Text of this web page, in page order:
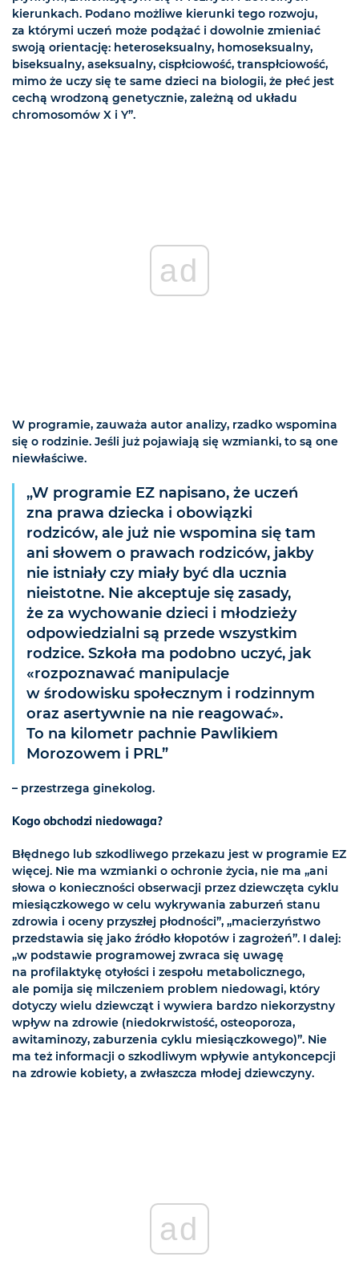
kierunkach. Podano możliwe kierunki tego rozwoju,
za którymi uczeń może podążać i dowolnie zmieniać
swoją orientację: heteroseksualny, homoseksualny,
biseksualny, aseksualny, cispłciowość, transpłciowość,
mimo że uczy się te same dzieci na biologii, że płeć jest
cechą wrodzoną genetycznie, zależną od układu
chromosomów X i Y”.
ad
W programie, zauważa autor analizy, rzadko wspomina
się o rodzinie. Jeśli już pojawiają się wzmianki, to są one
niewłaściwe.
„W programie EZ napisano, że uczeń
zna prawa dziecka i obowiązki
rodziców, ale już nie wspomina się tam
ani słowem o prawach rodziców, jakby
nie istniały czy miały być dla ucznia
nieistotne. Nie akceptuje się zasady,
że za wychowanie dzieci i młodzieży
odpowiedzialni są przede wszystkim
rodzice. Szkoła ma podobno uczyć, jak
«rozpoznawać manipulacje
w środowisku społecznym i rodzinnym
oraz asertywnie na nie reagować».
To na kilometr pachnie Pawlikiem
Morozowem i PRL”
– przestrzega ginekolog.
Kogo obchodzi niedowaga?
Błędnego lub szkodliwego przekazu jest w programie EZ
więcej. Nie ma wzmianki o ochronie życia, nie ma „ani
słowa o konieczności obserwacji przez dziewczęta cyklu
miesiączkowego w celu wykrywania zaburzeń stanu
zdrowia i oceny przyszłej płodności”, „macierzyństwo
przedstawia się jako źródło kłopotów i zagrożeń”. I dalej:
„w podstawie programowej zwraca się uwagę
na profilaktykę otyłości i zespołu metabolicznego,
ale pomija się milczeniem problem niedowagi, który
dotyczy wielu dziewcząt i wywiera bardzo niekorzystny
wpływ na zdrowie (niedokrwistość, osteoporoza,
awitaminozy, zaburzenia cyklu miesiączkowego)”. Nie
ma też informacji o szkodliwym wpływie antykoncepcji
na zdrowie kobiety, a zwłaszcza młodej dziewczyny.
ad